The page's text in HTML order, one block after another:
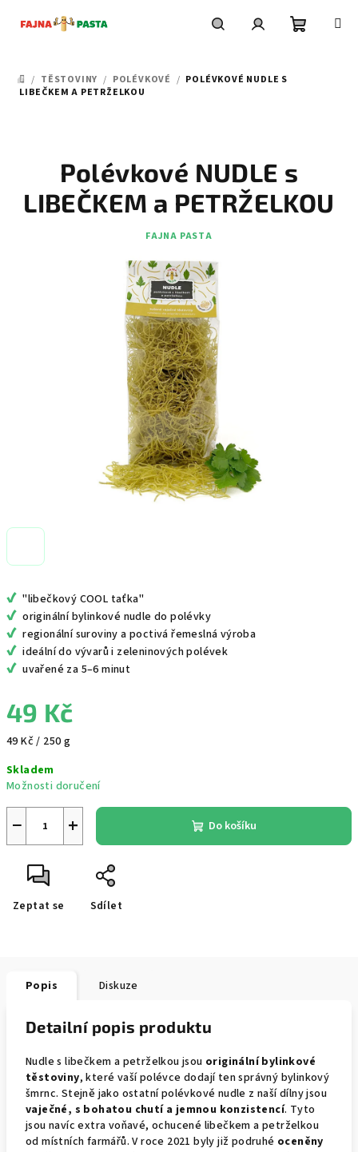
DOMŮ
/ TĚSTOVINY / POLÉVKOVÉ / POLÉVKOVÉ NUDLE S
LIBEČKEM A PETRŽELKOU
✔ "libečkový COOL taťka"
✔ originální bylinkové nudle do polévky
✔ regionální suroviny a poctivá řemeslná výroba
✔ ideální do vývarů i zeleninových polévek
✔ uvařené za 5–6 minut
49 Kč
Měrná
49 Kč / 250 g
Skladem
Možnosti doručení
+
− Do košíku
Zeptat se Sdílet
Polévkové NUDLE s
LIBEČKEM a PETRŽELKOU
FAJNA PASTA
Popis Diskuze
Detailní popis produktu
Nudle s libečkem a petrželkou jsou originální bylinkové
těstoviny, které vaší polévce dodají ten správný bylinkový
šmrnc. Stejně jako ostatní polévkové nudle z naší dílny jsou
vaječné, s bohatou chutí a jemnou konzistencí. Tyto
jsou navíc extra voňavé, ochucené libečkem a petrželkou
od místních farmářů. V roce 2021 byly již podruhé oceněny